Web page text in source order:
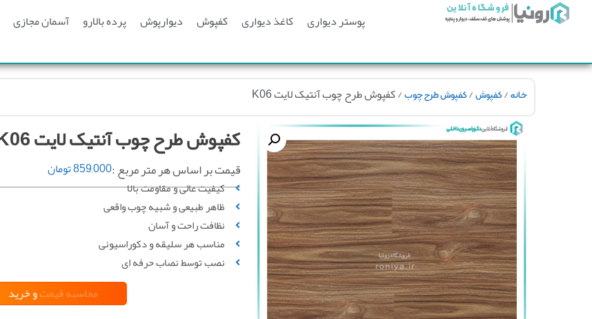
پوستر دیواری کاغذ دیواری کفپوش دیوارپوش پرده بالارو آسمان مجازی
خانه /کفپوش /کفپوش طرح چوب / کفپوش طرح چوب آنتیک لایت K06
کفپوش طرح چوب آنتیک لایت K06
قیمت بر اساس هر متر مربع :859,000تومان
کیفیت عالی و مقاومت بالا
ظاهر طبیعی و شبیه چوب واقعی
نظافت راحت و آسان
مناسب هر سلیقه و دکوراسیونی
نصب توسط نصاب حرفه ای
محاسبه قیمتو خرید